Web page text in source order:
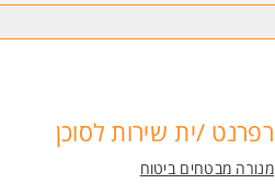
-משרה מלאה
לעוד משרות ומידע על מנורה מבטחים ביטוח
רפרנט /ית שירות לסוכן
מנורה מבטחים ביטוח